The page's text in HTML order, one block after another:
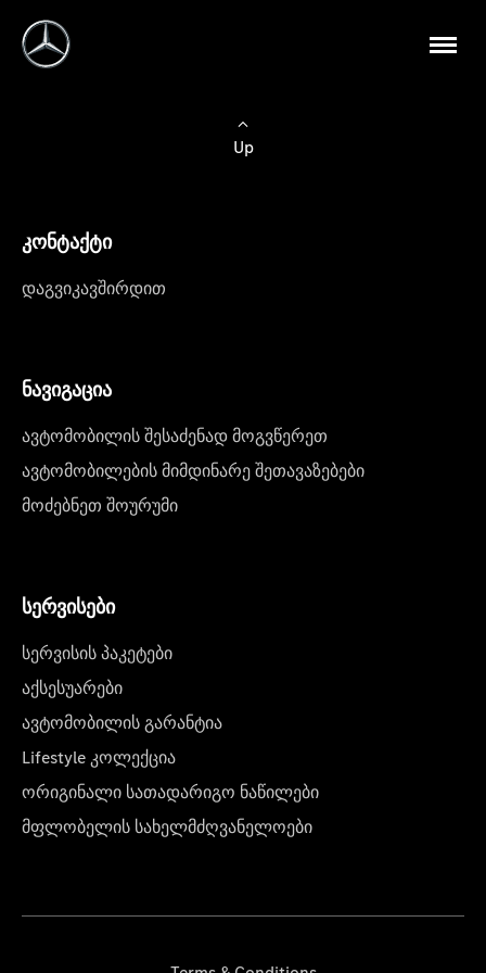
Up
კონტაქტი
დაგვიკავშირდით
ნავიგაცია
ავტომობილის შესაძენად მოგვწერეთ
ავტომობილების მიმდინარე შეთავაზებები
მოძებნეთ შოურუმი
სერვისები
სერვისის პაკეტები
აქსესუარები
ავტომობილის გარანტია
Lifestyle კოლექცია
ორიგინალი სათადარიგო ნაწილები
მფლობელის სახელმძღვანელოები